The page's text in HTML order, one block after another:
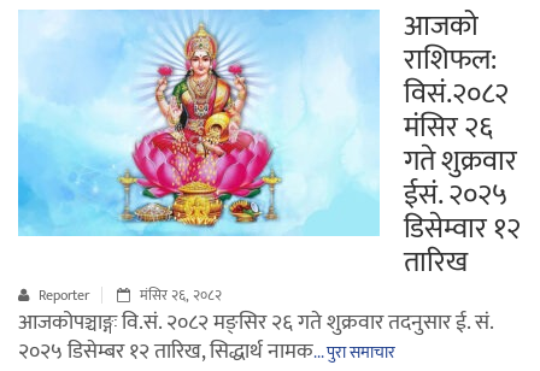
आजको
राशिफल:
विसं.२०८२
मंसिर २६
गते शुक्रवार
ईसं. २०२५
डिसेम्वार १२
तारिख
Reporter मंसिर २६, २०८२
आजकोपञ्चाङ्गः वि.सं. २०८२ मङ्सिर २६ गते शुक्रवार तदनुसार ई. सं.
२०२५ डिसेम्बर १२ तारिख, सिद्धार्थ नामक... पुरा समाचार